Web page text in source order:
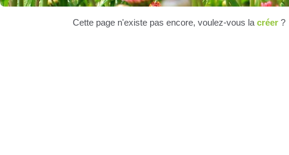
Cette page n'existe pas encore, voulez-vous la créer ?